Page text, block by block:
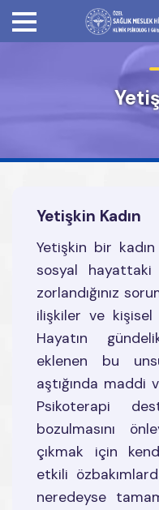
Yetişkin Kadın
Yetişkin bir
sosyal
zorlandığınız
ilişkiler ve kişisel
Hayatın
eklenen bu
aştığında maddi
Psikoterapi
bozulmasını
çıkmak için
etkili
neredeyse